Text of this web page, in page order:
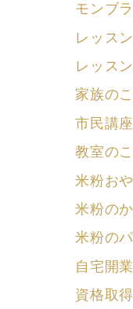
モンブ
レッス
レッス
家族の
市民講座
教室の
米粉お
米粉の
米粉の
自宅開
資格取得